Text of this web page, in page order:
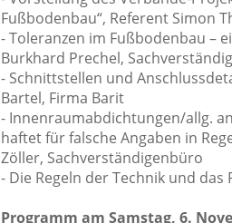
Fußbodenbau“, Referent Simon
- Toleranzen im Fußbodenbau –
Burkhard Prechel,
- Schnittstellen und
Bartel, Firma Barit
- Innenraumabdichtungen/allg.
haftet für falsche Angaben in
Zöller, Sachverständigenbüro
- Die Regeln der Technik und
Programm am Samstag, 6.